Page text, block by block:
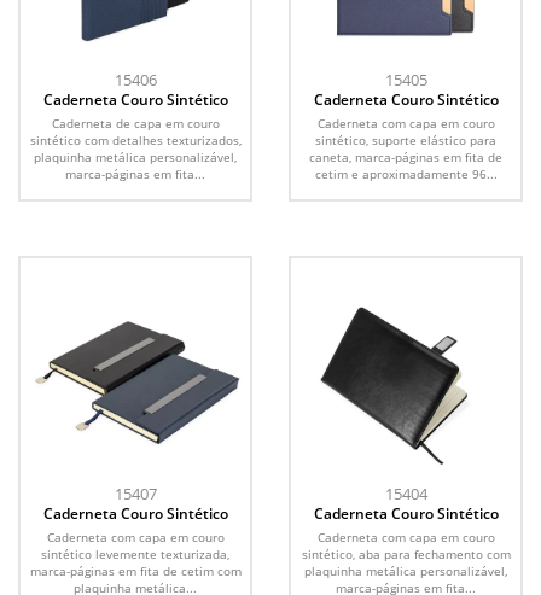
15406
Caderneta Couro Sintético
Caderneta de capa em couro
sintético com detalhes texturizados,
plaquinha metálica personalizável,
marca-páginas em fita...
15405
Caderneta Couro Sintético
Caderneta com capa em couro
sintético, suporte elástico para
caneta, marca-páginas em fita de
cetim e aproximadamente 96...
15407
Caderneta Couro Sintético
Caderneta com capa em couro
sintético levemente texturizada,
marca-páginas em fita de cetim com
plaquinha metálica...
15404
Caderneta Couro Sintético
Caderneta com capa em couro
sintético, aba para fechamento com
plaquinha metálica personalizável,
marca-páginas em fita...